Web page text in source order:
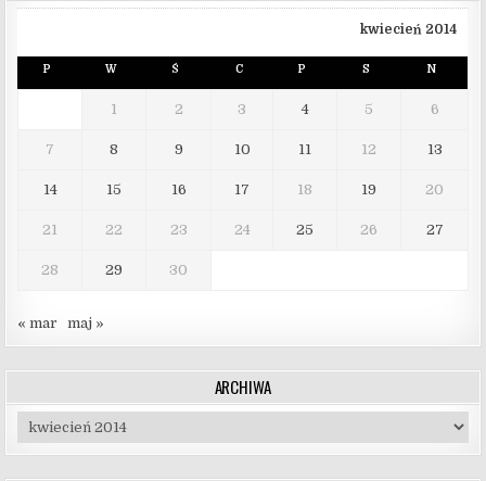
kwiecień 2014
P W Ś C P S N
1 2 3 4 5 6
7 8 9 10 11 12 13
14 15 16 17 18 19 20
21 22 23 24 25 26 27
28 29 30
« mar maj »
ARCHIWA
Archiwa